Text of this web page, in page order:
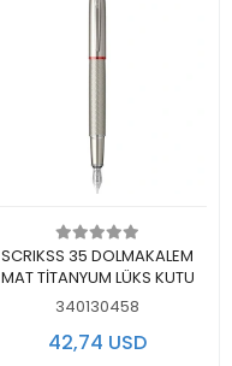
Add to cart
SCRIKSS 35 DOLMAKALEM
MAT TİTANYUM LÜKS KUTU
340130458
42,74 USD